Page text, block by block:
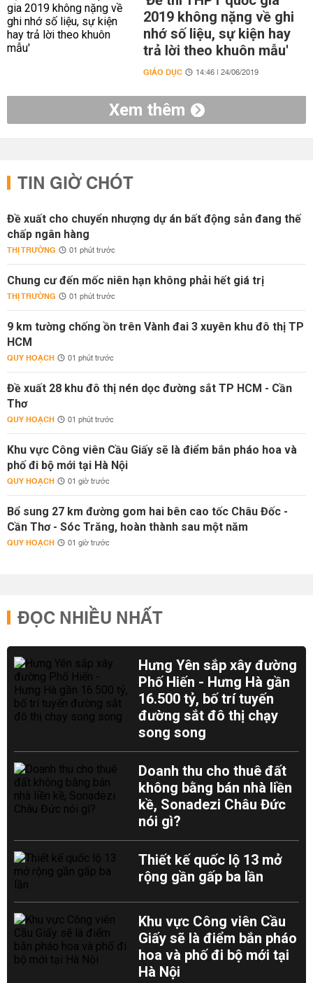
2019 không nặng về ghi
nhớ số liệu, sự kiện hay
trả lời theo khuôn mẫu'
GIÁO DỤC 14:46 | 24/06/2019
Xem thêm
TIN GIỜ CHÓT
Đề xuất cho chuyển nhượng dự án bất động sản đang thế
chấp ngân hàng
THỊ TRƯỜNG 01 phút trước
Chung cư đến mốc niên hạn không phải hết giá trị
THỊ TRƯỜNG 01 phút trước
9 km tường chống ồn trên Vành đai 3 xuyên khu đô thị TP
HCM
QUY HOẠCH 01 phút trước
Đề xuất 28 khu đô thị nén dọc đường sắt TP HCM - Cần
Thơ
QUY HOẠCH 01 phút trước
Khu vực Công viên Cầu Giấy sẽ là điểm bắn pháo hoa và
phố đi bộ mới tại Hà Nội
QUY HOẠCH 01 giờ trước
Bổ sung 27 km đường gom hai bên cao tốc Châu Đốc -
Cần Thơ - Sóc Trăng, hoàn thành sau một năm
QUY HOẠCH 01 giờ trước
ĐỌC NHIỀU NHẤT
Hưng Yên sắp xây đường
Phố Hiến - Hưng Hà gần
16.500 tỷ, bố trí tuyến
đường sắt đô thị chạy
song song
Doanh thu cho thuê đất
không bằng bán nhà liền
kề, Sonadezi Châu Đức
nói gì?
Thiết kế quốc lộ 13 mở
rộng gần gấp ba lần
Khu vực Công viên Cầu
Giấy sẽ là điểm bắn pháo
hoa và phố đi bộ mới tại
Hà Nội